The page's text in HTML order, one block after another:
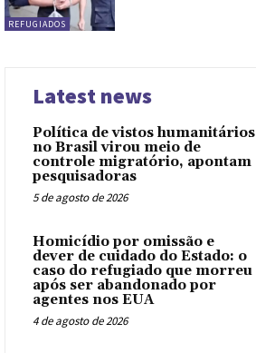
REFUGIADOS
Latest news
Política de vistos humanitários
no Brasil virou meio de
controle migratório, apontam
pesquisadoras
5 de agosto de 2026
Homicídio por omissão e
dever de cuidado do Estado: o
caso do refugiado que morreu
após ser abandonado por
agentes nos EUA
4 de agosto de 2026